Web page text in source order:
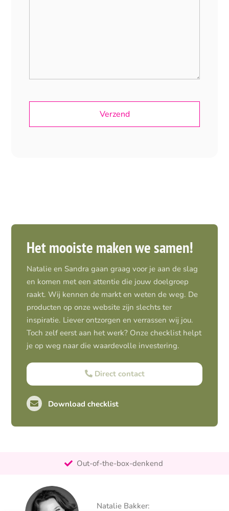
Het mooiste maken we samen!
Natalie en Sandra gaan graag voor je aan de slag
en komen met een attentie die jouw doelgroep
raakt. Wij kennen de markt en weten de weg. De
producten op onze website zijn slechts ter
inspiratie. Liever ontzorgen en verrassen wij jou.
Toch zelf eerst aan het werk? Onze checklist helpt
je op weg naar die waardevolle investering.
Direct contact
Download checklist
Out-of-the-box-denkend
Natalie Bakker: